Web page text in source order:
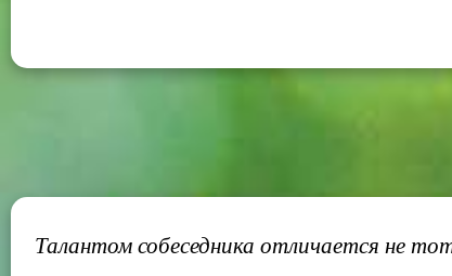
Талантом собеседника отличается не